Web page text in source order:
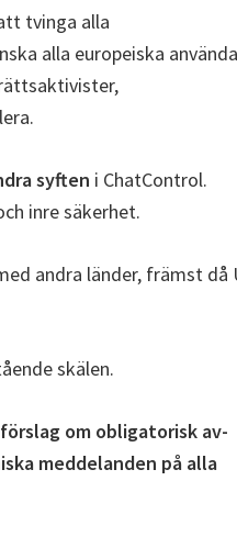
tvinga alla
alla europeiska
syften i ChatControl.
inre säkerhet.
andra länder, främst då
skälen.
om obligatorisk av-
meddelanden på alla